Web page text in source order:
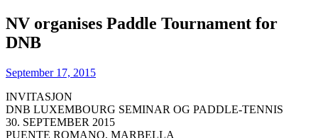
NV organises Paddle Tournament for
DNB
September 17, 2015
INVITASJON
DNB LUXEMBOURG SEMINAR OG PADDLE-TENNIS
30. SEPTEMBER 2015
PUENTE ROMANO, MARBELLA